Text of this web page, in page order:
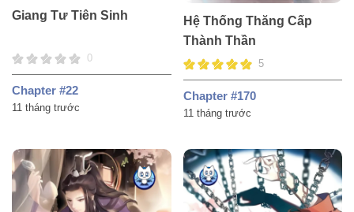
Giang Tư Tiên Sinh
0
Chapter #22
11 tháng trước
Hệ Thống Thăng Cấp
Thành Thần
5
Chapter #170
11 tháng trước